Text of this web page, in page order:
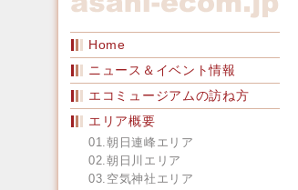
Home
ニュース＆イベント情報
エコミュージアムの訪ね方
エリア概要
01.朝日連峰エリア
02.朝日川エリア
03.空気神社エリア